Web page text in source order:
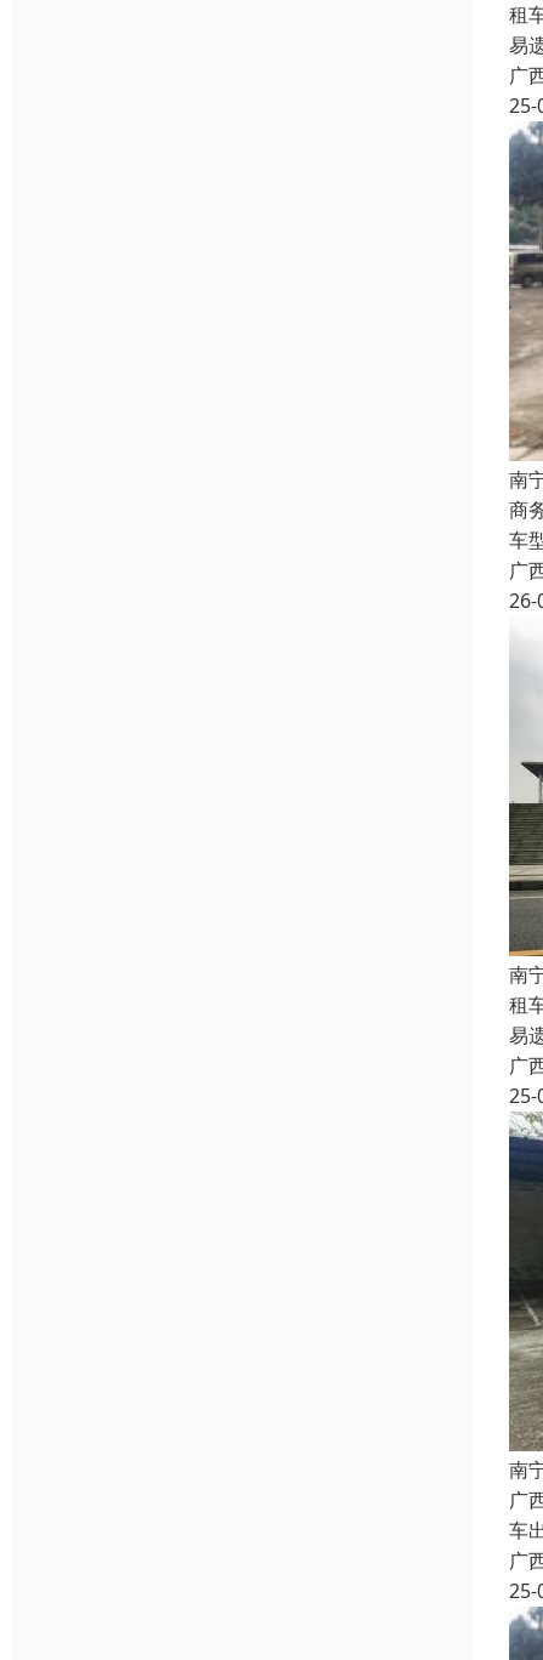
租
易
广
25-
南
商
车
广
26-
南
租
易
广
25-
南
广
车
广
25-